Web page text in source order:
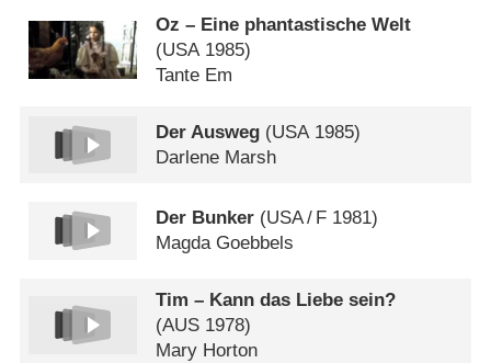
Oz – Eine phantastische Welt
(USA1985)
Tante Em
Der Ausweg (USA1985)
Darlene Marsh
Der Bunker (USA/ F 1981)
Magda Goebbels
Tim – Kann das Liebe sein?
(AUS 1978)
Mary Horton